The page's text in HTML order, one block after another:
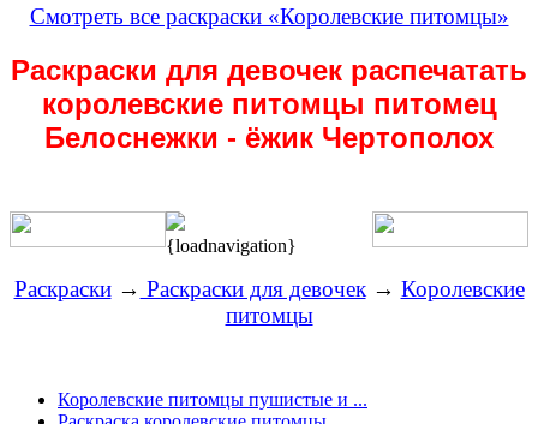
Смотреть все раскраски «Королевские питомцы»
Раскраски для девочек распечатать
королевские питомцы питомец
Белоснежки - ёжик Чертополох
{loadnavigation}
Раскраски→ Раскраски для девочек→ Королевские
питомцы
Королевские питомцы пушистые и ...